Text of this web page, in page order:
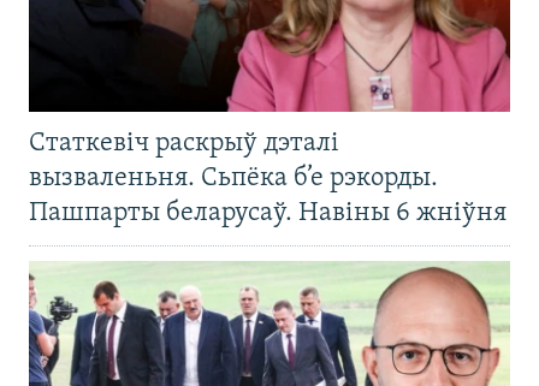
Статкевіч раскрыў дэталі
вызваленьня. Сьпёка б’е рэкорды.
Пашпарты беларусаў. Навіны 6 жніўня